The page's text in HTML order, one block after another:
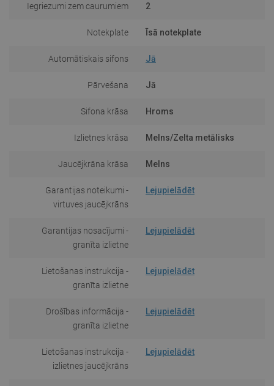
Iegriezumi zem caurumiem 2
Notekplate Īsā notekplate
Automātiskais sifons Jā
Pārvešana Jā
Sifona krāsa Hroms
Izlietnes krāsa Melns/Zelta metālisks
Jaucējkrāna krāsa Melns
Garantijas noteikumi -
virtuves jaucējkrāns
Lejupielādēt
Garantijas nosacījumi -
granīta izlietne
Lejupielādēt
Lietošanas instrukcija -
granīta izlietne
Lejupielādēt
Drošības informācija -
granīta izlietne
Lejupielādēt
Lietošanas instrukcija -
izlietnes jaucējkrāns
Lejupielādēt